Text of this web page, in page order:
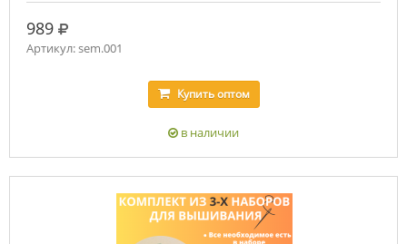
989 руб.
Артикул: sem.001
Купитьоптом
в наличии